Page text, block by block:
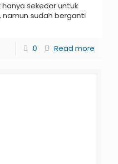
sekedar untuk
namun sudah berganti
0 Read more